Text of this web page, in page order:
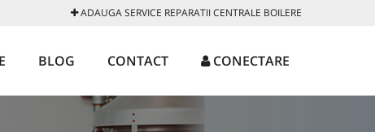
ADAUGA SERVICE REPARATII CENTRALE BOILERE
BLOG CONTACT CONECTARE